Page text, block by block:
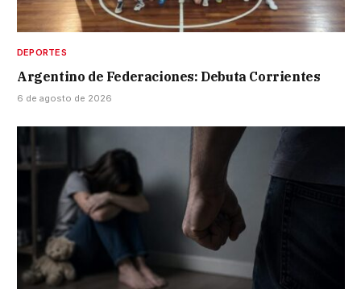
DEPORTES
Argentino de Federaciones: Debuta Corrientes
6 de agosto de 2026